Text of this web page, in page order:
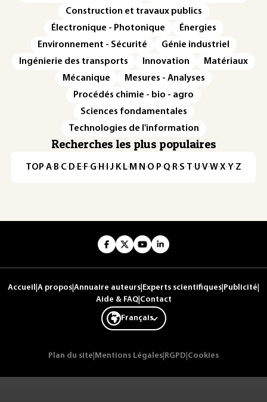
Construction et travaux publics
Électronique - Photonique
Énergies
Environnement - Sécurité
Génie industriel
Ingénierie des transports
Innovation
Matériaux
Mécanique
Mesures - Analyses
Procédés chimie - bio - agro
Sciences fondamentales
Technologies de l'information
Recherches les plus populaires
TOP·A·B·C· D· E· F·G· H · ·J· K· L· M · N ·O· P·Q· R·S·T·U·V·W·X·Y·Z
Accueil A propos Annuaire auteurs Experts scientifiques Publicité
Aide & FAQ| Contact
Français
Plan du site Mentions Légales RGPD Cookies